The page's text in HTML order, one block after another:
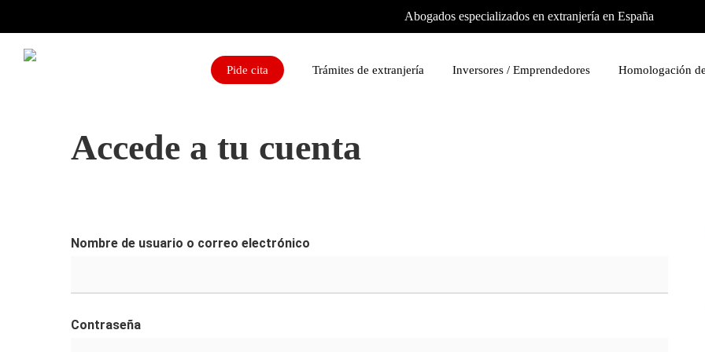
to
main
Abogados especializados en extranjería en España
Hit enter to search or ESC to close
Pide cita Trámites de extranjería Inversores / Emprendedores Homologación
Accede a tu cuenta
Nombre de usuario o correo electrónico
Contraseña